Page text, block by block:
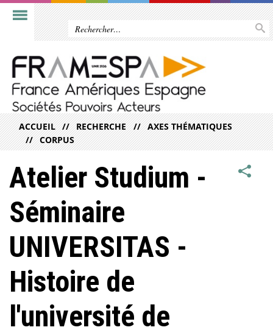
ACCUEIL RECHERCHE
AXES THÉMATIQUES
CORPUS
Atelier Studium -
Séminaire
UNIVERSITAS -
Histoire de
l'université de